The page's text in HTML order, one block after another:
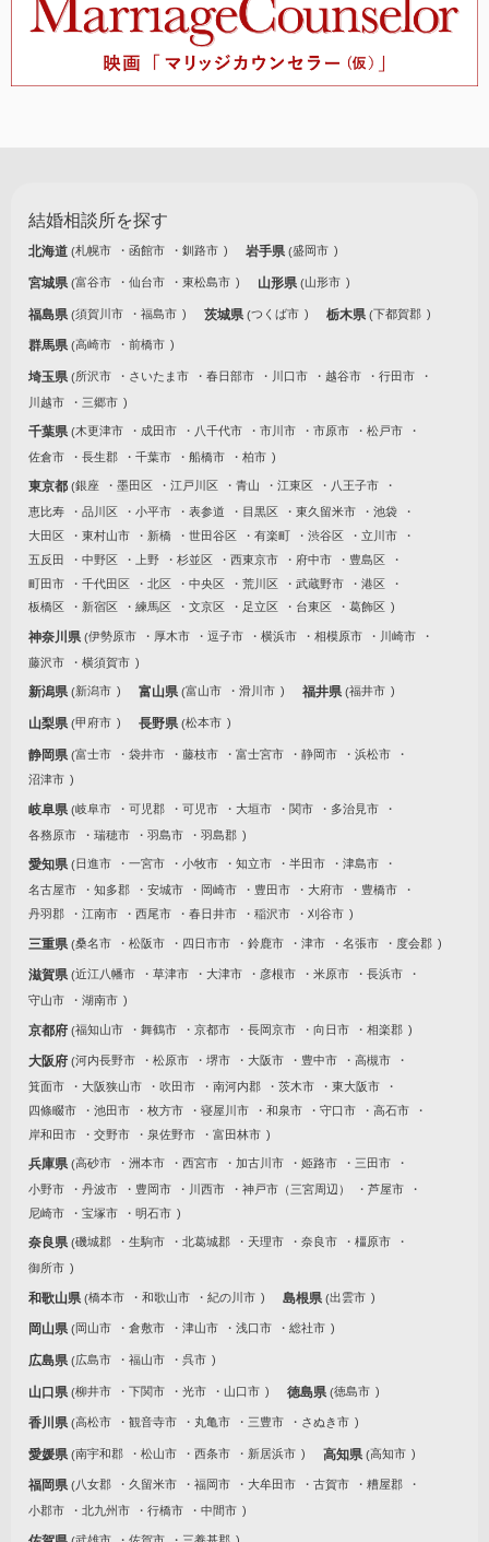
結婚相談所を探す
北海道 札幌市 函館市 釧路市 岩手県 盛岡市
宮城県 富谷市 仙台市 東松島市 山形県 山形市
福島県 須賀川市 福島市 茨城県 つくば市 栃木県 下都賀郡
群馬県 高崎市 前橋市
埼玉県 所沢市 さいたま市 春日部市 川口市 越谷市
行田市
川越市
三郷市
千葉県 木更津市 成田市 八千代市 市川市 市原市
松戸市
佐倉市
長生郡 千葉市 船橋市 柏市
東京都 銀座 墨田区 江戸川区 青山 江東区
八王子市
恵比寿
品川区 小平市 表参道 目黒区 東久留米市
池袋
大田区
東村山市 新橋 世田谷区 有楽町 渋谷区
立川市
五反田
中野区 上野 杉並区 西東京市 府中市
豊島区
町田市
千代田区 北区 中央区 荒川区 武蔵野市
港区
板橋区
新宿区 練馬区 文京区 足立区 台東区 葛飾区
神奈川県 伊勢原市 厚木市 逗子市 横浜市 相模原市
川崎市
藤沢市
横須賀市
新潟県 新潟市 富山県 富山市 滑川市 福井県 福井市
山梨県 甲府市 長野県 松本市
静岡県 富士市 袋井市 藤枝市 富士宮市 静岡市
浜松市
沼津市
岐阜県 岐阜市 可児郡 可児市 大垣市 関市
多治見市
各務原市
瑞穂市 羽島市 羽島郡
愛知県 日進市 一宮市 小牧市 知立市 半田市
津島市
名古屋市
知多郡 安城市 岡崎市 豊田市 大府市
豊橋市
丹羽郡
江南市 西尾市 春日井市 稲沢市 刈谷市
三重県 桑名市 松阪市 四日市市 鈴鹿市 津市 名張市 度会郡
滋賀県 近江八幡市 草津市 大津市 彦根市 米原市
長浜市
守山市
湖南市
京都府 福知山市 舞鶴市 京都市 長岡京市 向日市 相楽郡
大阪府 河内長野市 松原市 堺市 大阪市 豊中市
高槻市
箕面市
大阪狭山市 吹田市 南河内郡 茨木市
東大阪市
四條畷市
池田市 枚方市 寝屋川市 和泉市 守口市
高石市
岸和田市
交野市 泉佐野市 富田林市
兵庫県 高砂市 洲本市 西宮市 加古川市 姫路市
三田市
小野市
丹波市 豊岡市 川西市 神戸市（三宮周辺）
芦屋市
尼崎市
宝塚市 明石市
奈良県 磯城郡 生駒市 北葛城郡 天理市 奈良市
橿原市
御所市
和歌山県 橋本市 和歌山市 紀の川市 島根県 出雲市
岡山県 岡山市 倉敷市 津山市 浅口市 総社市
広島県 広島市 福山市 呉市
山口県 柳井市 下関市 光市 山口市 徳島県 徳島市
香川県 高松市 観音寺市 丸亀市 三豊市 さぬき市
愛媛県 南宇和郡 松山市 西条市 新居浜市 高知県 高知市
福岡県 八女郡 久留米市 福岡市 大牟田市 古賀市
糟屋郡
小郡市
北九州市 行橋市 中間市